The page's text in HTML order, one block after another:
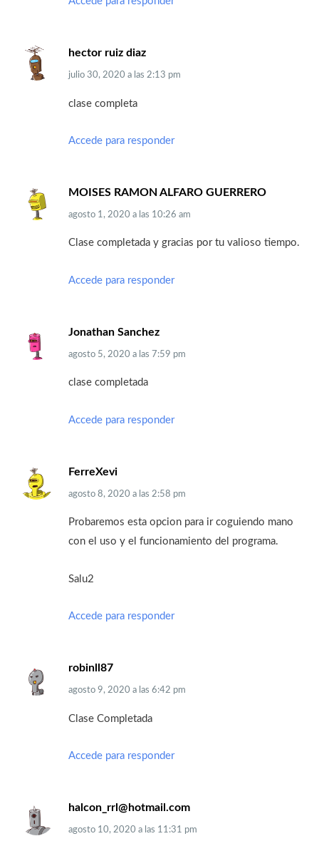
hector ruiz diaz
julio 30, 2020 a las 2:13 pm
clase completa
Accede para responder
MOISES RAMON ALFARO GUERRERO
agosto 1, 2020 a las 10:26 am
Clase completada y gracias por tu valioso tiempo.
Accede para responder
Jonathan Sanchez
agosto 5, 2020 a las 7:59 pm
clase completada
Accede para responder
FerreXevi
agosto 8, 2020 a las 2:58 pm
Probaremos esta opcion para ir coguiendo mano
con el uso y el funcionamiento del programa.
Salu2
Accede para responder
robinll87
agosto 9, 2020 a las 6:42 pm
Clase Completada
Accede para responder
halcon_rrl@hotmail.com
agosto 10, 2020 a las 11:31 pm